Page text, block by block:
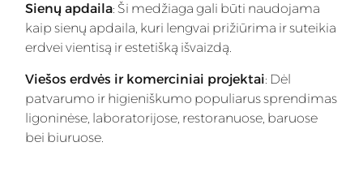
Sienų apdaila: Ši medžiaga gali būti naudojama
kaip sienų apdaila, kuri lengvai prižiūrima ir suteikia
erdvei vientisą ir estetišką išvaizdą.
Viešos erdvės ir komerciniai projektai: Dėl
patvarumo ir higieniškumo populiarus sprendimas
ligoninėse, laboratorijose, restoranuose, baruose
bei biuruose.